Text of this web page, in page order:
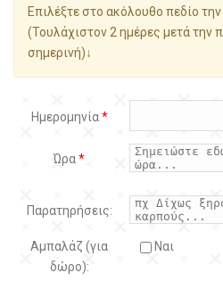
Επιλέξτε στο ακόλουθο πεδίο την
(Τουλάχιστον 2 ημέρες μετά την
σημερινή)↓
Ημερομηνία*
Ώρα*
Παρατηρήσεις:
Αμπαλάζ (για
δώρο):
Ναι